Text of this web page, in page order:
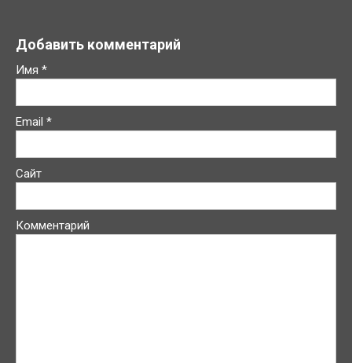
Добавить комментарий
Имя *
Email *
Сайт
Комментарий